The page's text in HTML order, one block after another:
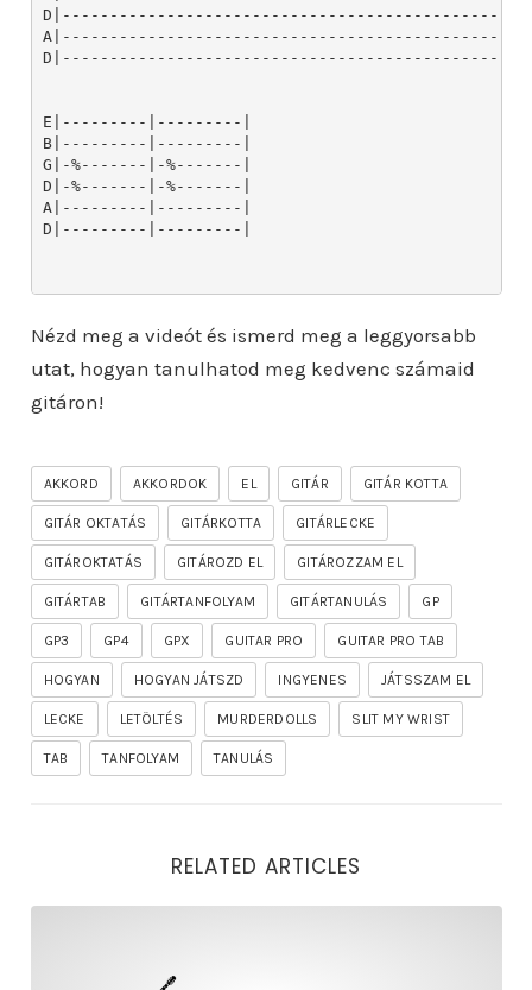
Nézd meg a videót és ismerd meg a leggyorsabb
utat, hogyan tanulhatod meg kedvenc számaid
gitáron!
AKKORD AKKORDOK EL GITÁR GITÁR KOTTA
GITÁR OKTATÁS GITÁRKOTTA GITÁRLECKE
GITÁROKTATÁS GITÁROZD EL GITÁROZZAM EL
GITÁRTAB GITÁRTANFOLYAM GITÁRTANULÁS GP
GP3 GP4 GPX GUITAR PRO GUITAR PRO TAB
HOGYAN HOGYAN JÁTSZD INGYENES JÁTSSZAM EL
LECKE LETÖLTÉS MURDERDOLLS SLIT MY WRIST
TAB TANFOLYAM TANULÁS
RELATED ARTICLES